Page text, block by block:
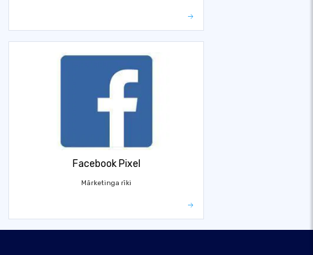
Facebook Pixel
Mārketinga rīki